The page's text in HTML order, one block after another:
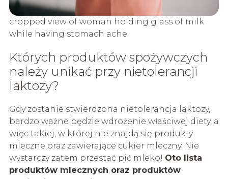
cropped view of woman holding glass of milk
while having stomach ache
Których produktów spożywczych
należy unikać przy nietolerancji
laktozy?
Gdy zostanie stwierdzona nietolerancja laktozy,
bardzo ważne będzie wdrożenie właściwej diety, a
więc takiej, w której nie znajdą się produkty
mleczne oraz zawierające cukier mleczny. Nie
wystarczy zatem przestać pić mleko! Oto lista
produktów mlecznych oraz produktów